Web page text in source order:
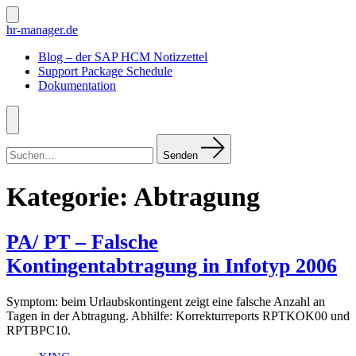
Zum
Inhalt
Suche
ein-/ausblenden
hr-manager.de
Blog – der SAP HCM Notizzettel
Support Package Schedule
Dokumentation
Menü
nach:
Senden
Kategorie: Abtragung
PA/ PT – Falsche
Kontingentabtragung in Infotyp 2006
Symptom: beim Urlaubskontingent zeigt eine falsche Anzahl an
Tagen in der Abtragung. Abhilfe: Korrekturreports RPTKOK00 und
RPTBPC10.